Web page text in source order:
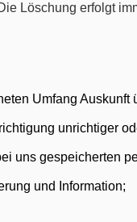
Löschung erfolgt
Umfang
unrichtiger
uns gespeicherten
und Information;